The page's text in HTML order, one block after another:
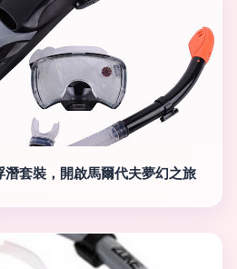
套裝，開啟馬爾代夫夢幻之旅